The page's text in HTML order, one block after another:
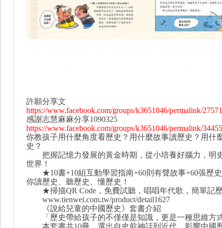
許願分享文
https://www.facebook.com/groups/k3651046/permalink/
感謝志慧麻麻分享1090325
https://www.facebook.com/groups/k3651046/permalink/
你教孩子用什麼角度看歷史？用什麼故事讀歷史？用什
史？
把握記憶力發展的黃金時期，從小培養好腦力，明
世界！
★10書+10組互動學習指南+60則有聲故事+60張歷
你讀歷史、聽歷史、懂歷史！
★掃描QR Code，免費試聽，唱唱年代歌，簡單記
www.tienwei.com.tw/product/detail1627
《說給兒童的中國歷史》套書介紹
「歷史帶給孩子的不僅僅是知識，更是一種思維方